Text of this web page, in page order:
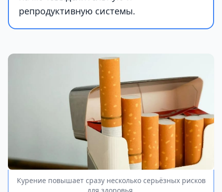
репродуктивную системы.
Курение повышает сразу несколько серьёзных рисков